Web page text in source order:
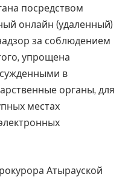
посредством
онлайн (удаленный)
за соблюдением
упрощена
в
органы, для
местах
Атырауской